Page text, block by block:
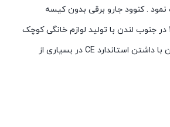
نمود . کنوود جارو برقی بدون کیسه
در سال 1947 در جنوب لندن با تولید لوازم خانگی کوچک
شروع به فعالیت نمود. با گذشت زمان و با بکارگیری افراد متخصص و زبده توانست دامنه محصولات خود را گسترش دهد و اکنون با داشتن استاندارد CE در بسیاری از